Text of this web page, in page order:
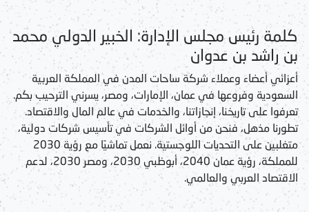
كلمة رئيس مجلس الإدارة: الخبير الدولي محمد
بن راشد بن عدوان
أعزائي أعضاء وعملاء شركة ساحات المدن في المملكة العربية
السعودية وفروعها في عمان، الإمارات، ومصر، يسرني الترحيب بكم.
تعرفوا على تاريخنا، إنجازاتنا، والخدمات في عالم المال والاقتصاد.
تطورنا مذهل، فنحن من أوائل الشركات في تأسيس شركات دولية،
متغلبين على التحديات اللوجستية. نعمل تماشيًا مع رؤية 2030
للمملكة، رؤية عمان 2040، أبوظبي 2030، ومصر 2030، لدعم
الاقتصاد العربي والعالمي.